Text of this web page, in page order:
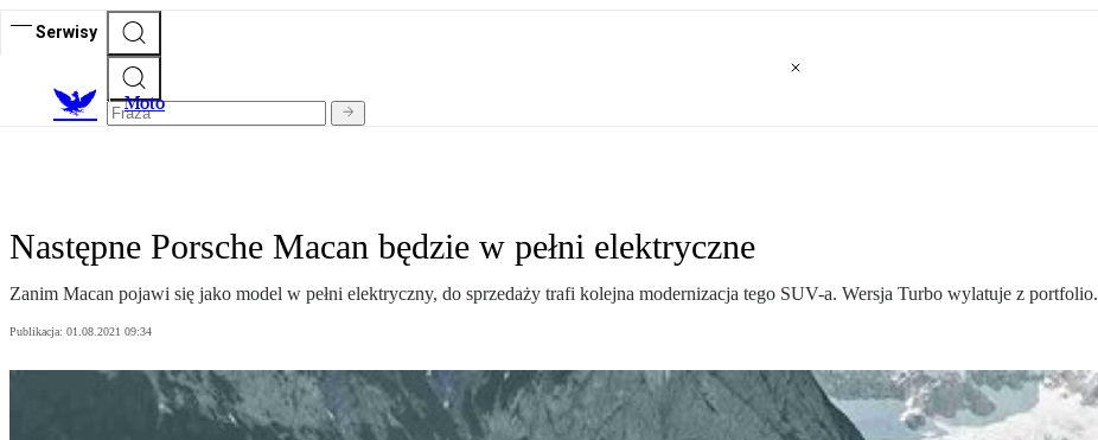
Serwisy
Moto
Następne Porsche Macan będzie w pełni elektryczne
Zanim Macan pojawi się jako model w pełni elektryczny, do sprzedaży trafi kolejna modernizacja tego SUV-a. Wersja Turbo wylatuje z portfolio.
Publikacja: 01.08.2021 09:34